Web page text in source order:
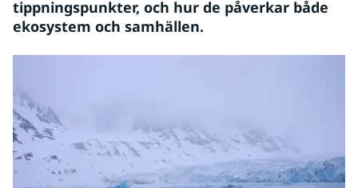
tippningspunkter, och hur de påverkar både
ekosystem och samhällen.